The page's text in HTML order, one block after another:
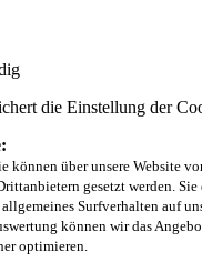
die Einstellung der
können über unsere Website
gesetzt werden. Sie
Surfverhalten auf
können wir das
optimieren.